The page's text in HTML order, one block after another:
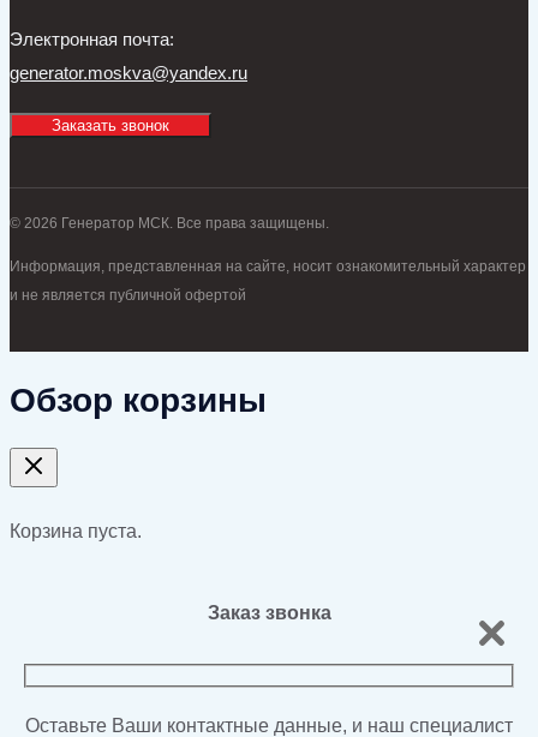
Электронная почта:
generator.moskva@yandex.ru
Заказать звонок
© 2026 Генератор МСК. Все права защищены.
Информация, представленная на сайте, носит ознакомительный характер
и не является публичной офертой
Обзор корзины
Корзина пуста.
Заказ звонка
Оставьте Ваши контактные данные, и наш специалист